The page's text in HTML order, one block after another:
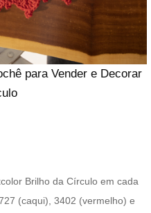
para Vender e Decorar
Brilho da Círculo em cada
(caqui), 3402 (vermelho) e